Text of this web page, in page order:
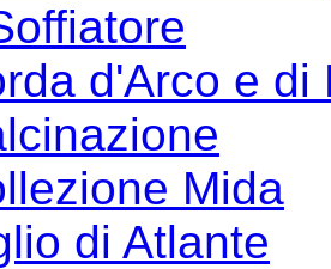
d'Arco e di
Mida
di Atlante